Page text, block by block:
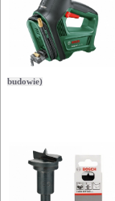
budowie)